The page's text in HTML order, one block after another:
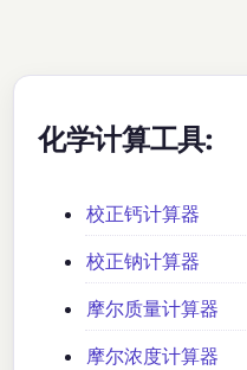
化学计算工具:
校正钙计算器
校正钠计算器
摩尔质量计算器
摩尔浓度计算器